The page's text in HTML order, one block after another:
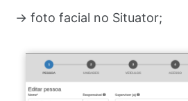
→ foto facial no Situator;